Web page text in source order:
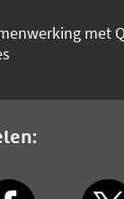
met